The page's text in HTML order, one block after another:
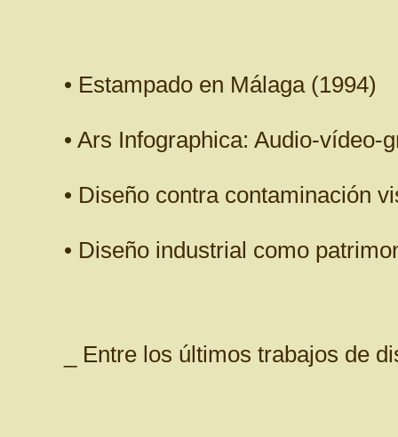
• Estampado en Málaga (1994)
• Ars Infographica: Audio-vídeo-
• Diseño contra contaminación
• Diseño industrial como
_ Entre los últimos trabajos de